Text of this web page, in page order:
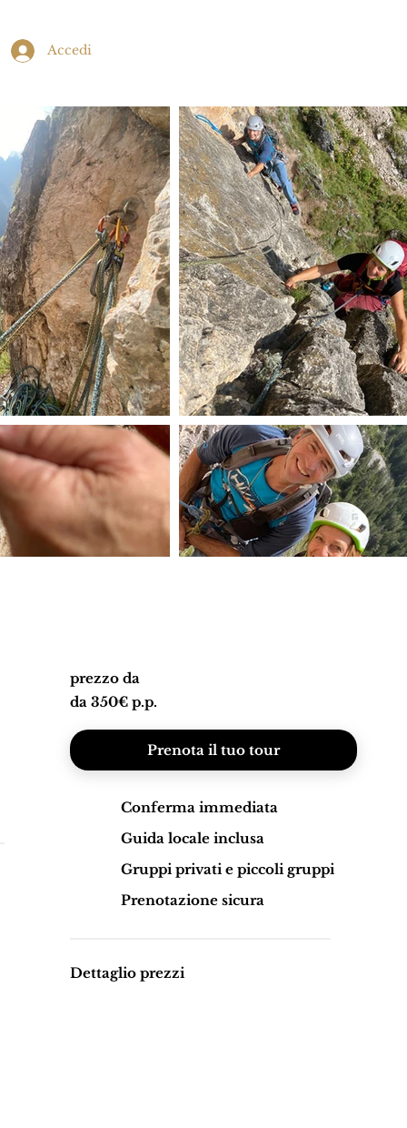
Accedi
prezzo da
da 350€ p.p.
Prenota il tuo tour
Conferma immediata
Guida locale inclusa
Gruppi privati e piccoli gruppi
Prenotazione sicura
Dettaglio prezzi